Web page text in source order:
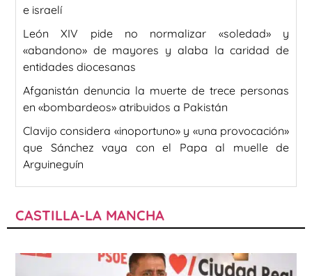
e israelí
León XIV pide no normalizar «soledad» y
«abandono» de mayores y alaba la caridad de
entidades diocesanas
Afganistán denuncia la muerte de trece personas
en «bombardeos» atribuidos a Pakistán
Clavijo considera «inoportuno» y «una provocación»
que Sánchez vaya con el Papa al muelle de
Arguineguín
CASTILLA-LA MANCHA